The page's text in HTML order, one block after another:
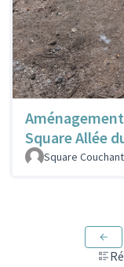
Square Allée
Square Couchant